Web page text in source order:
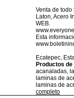
Venta de todo
Laton, Acero
WEB.
Esta
Ecatepec,
Productos
acanaladas,
laminas de
laminas de
completo